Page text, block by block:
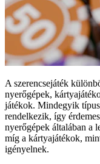
A szerencsejáték
nyerőgépek,
játékok. Mindegyik
rendelkezik, így
nyerőgépek általában a
míg a kártyajátékok,
igényelnek.